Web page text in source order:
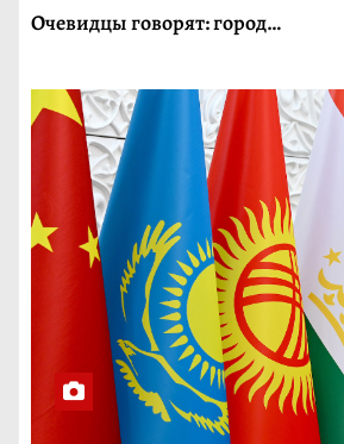
Очевидцы говорят: город…